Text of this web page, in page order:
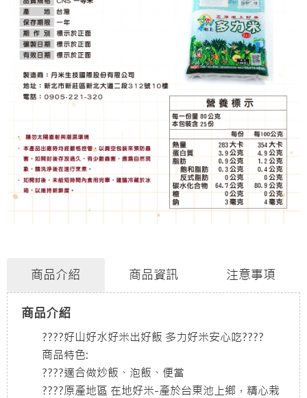
商品介紹 商品資訊 注意事項
商品介紹
????好山好水好米出好飯 多力好米安心吃????
商品特色:
????適合做炒飯、泡飯、便當
????原產地區 在地好米-產於台東池上鄉，精心栽